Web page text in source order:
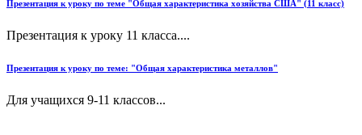
Презентация к уроку по теме "Общая характеристика хозяйства США" (11 класс)
Презентация к уроку 11 класса....
Презентация к уроку по теме: "Общая характеристика металлов"
Для учащихся 9-11 классов...